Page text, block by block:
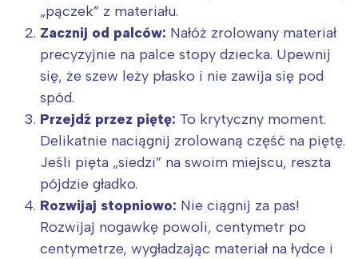
„pączek” z materiału.
Zacznij od palców: Nałóż zrolowany materiał
precyzyjnie na palce stopy dziecka. Upewnij
się, że szew leży płasko i nie zawija się pod
spód.
Przejdź przez piętę: To krytyczny moment.
Delikatnie naciągnij zrolowaną część na piętę.
Jeśli pięta „siedzi” na swoim miejscu, reszta
pójdzie gładko.
Rozwijaj stopniowo: Nie ciągnij za pas!
Rozwijaj nogawkę powoli, centymetr po
centymetrze, wygładzając materiał na łydce i